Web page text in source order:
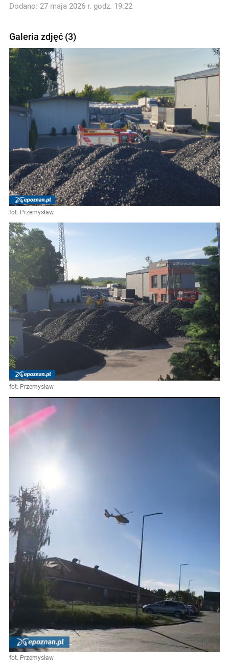
Dodano: 27 maja 2026 r. godz. 19:22
Galeria zdjęć (3)
fot. Przemysław
fot. Przemysław
fot. Przemysław